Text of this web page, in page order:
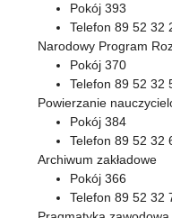
Pokój 393
Telefon 89 52 32
Narodowy Program
Pokój 370
Telefon 89 52 32
Powierzanie
Pokój 384
Telefon 89 52 32
Archiwum zakładowe
Pokój 366
Telefon 89 52 32